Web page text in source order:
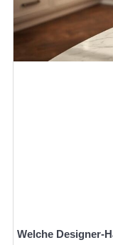
Welche Designer-